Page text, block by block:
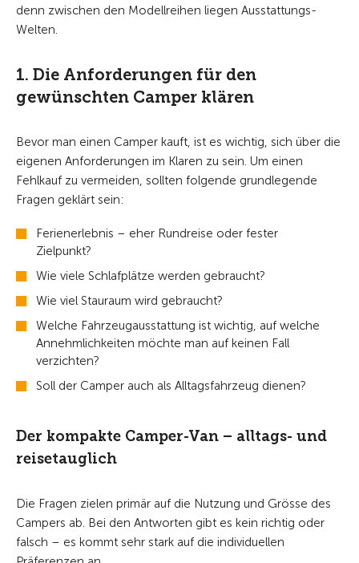
denn zwischen den Modellreihen liegen Ausstattungs-
Welten.
1. Die Anforderungen für den
gewünschten Camper klären
Bevor man einen Camper kauft, ist es wichtig, sich über die
eigenen Anforderungen im Klaren zu sein. Um einen
Fehlkauf zu vermeiden, sollten folgende grundlegende
Fragen geklärt sein:
Ferienerlebnis – eher Rundreise oder fester
Zielpunkt?
Wie viele Schlafplätze werden gebraucht?
Wie viel Stauraum wird gebraucht?
Welche Fahrzeugausstattung ist wichtig, auf welche
Annehmlichkeiten möchte man auf keinen Fall
verzichten?
Soll der Camper auch als Alltagsfahrzeug dienen?
Der kompakte Camper-Van – alltags- und
reisetauglich
Die Fragen zielen primär auf die Nutzung und Grösse des
Campers ab. Bei den Antworten gibt es kein richtig oder
falsch – es kommt sehr stark auf die individuellen